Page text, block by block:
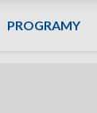
PROGRAMY